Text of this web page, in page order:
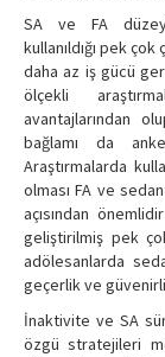
SA ve FA
kullanıldığı pek
daha az iş gücü
ölçekli
avantajlarından
bağlamı da
Araştırmalarda
olması FA ve
açısından
geliştirilmiş pek
adölesanlarda
geçerlik ve
İnaktivite ve SA
özgü stratejileri